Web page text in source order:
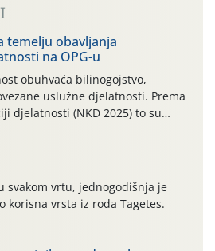
temelju obavljanja
na OPG-u
obuhvaća bilinogojstvo,
uslužne djelatnosti. Prema
djelatnosti (NKD 2025) to su
01.4, 01.5 i 01.6. Djelatnost
proizvoda je svako djelovanje na
čiji je rezultat proizvod koji
proizvod poput npr.
ulja, vino od […]
svakom vrtu, jednogodišnja je
korisna vrsta iz roda Tagetes.